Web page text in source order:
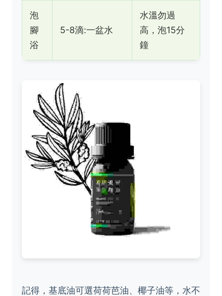
泡
腳
浴
5-8滴:一盆水
水溫勿過
高，泡15分
鐘
記得，基底油可選荷荷芭油、椰子油等，水不